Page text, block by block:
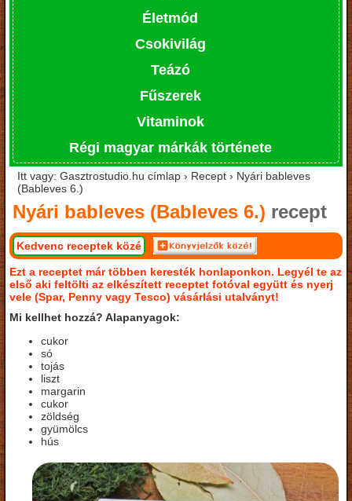
Életmód
Csokivilág
Teázó
Fűszerek
Vitaminok
Régi magyar márkák története
Itt vagy: Gasztrostudio.hu címlap › Recept › Nyári bableves
(Bableves 6.)
Nyári bableves (Bableves 6.) recept
Kedvenc receptek közé
Ezt a receptet már többen keresték honlaponkon. Legyél te az
első aki feltölti az elkészített receptet fotóval együtt és nyerj
vele (Spar, Penny vagy Tesco) vásárlási utalványt!
Mi kellhet hozzá? Alapanyagok:
cukor
só
tojás
liszt
margarin
cukor
zöldség
gyümölcs
hús